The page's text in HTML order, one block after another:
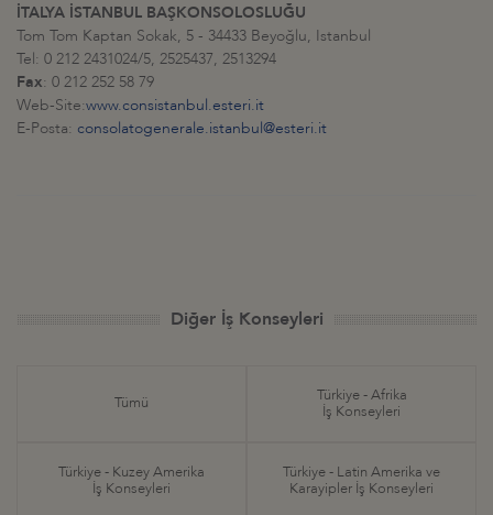
İTALYA İSTANBUL BAŞKONSOLOSLUĞU
Tom Tom Kaptan Sokak, 5 - 34433 Beyoğlu, Istanbul
Tel: 0 212 2431024/5, 2525437, 2513294
Fax: 0 212 252 58 79
Web-Site:www.consistanbul.esteri.it
E-Posta: consolatogenerale.istanbul@esteri.it
Diğer İş Konseyleri
Tümü
Türkiye - Afrika
İş Konseyleri
Türkiye - Kuzey Amerika
İş Konseyleri
Türkiye - Latin Amerika ve
Karayipler İş Konseyleri